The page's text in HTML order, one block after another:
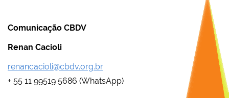
Comunicação CBDV
Renan Cacioli
renancacioli@cbdv.org.br
+ 55 11 99519 5686 (WhatsApp)